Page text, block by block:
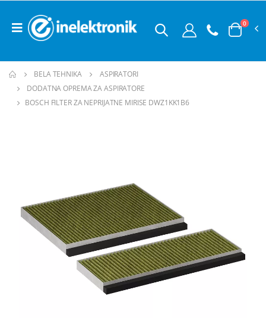
0
BELA TEHNIKA
ASPIRATORI
DODATNA OPREMA ZA ASPIRATORE
BOSCH FILTER ZA NEPRIJATNE MIRISE DWZ1KK1B6